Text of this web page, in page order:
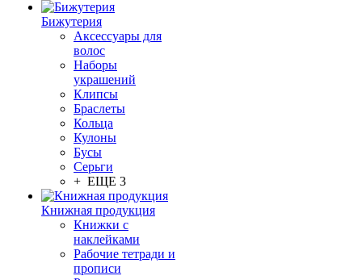
Бижутерия
Аксессуары для
волос
Наборы
украшений
Клипсы
Браслеты
Кольца
Кулоны
Бусы
Серьги
+ ЕЩЕ 3
Книжная продукция
Книжки с
наклейками
Рабочие тетради и
прописи